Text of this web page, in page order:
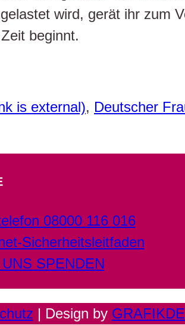
wird, gerät ihr zum
beginnt.
is external), Deutscher
08000 116 016
Sicherheitsleitfaden
SPENDEN
| Design by